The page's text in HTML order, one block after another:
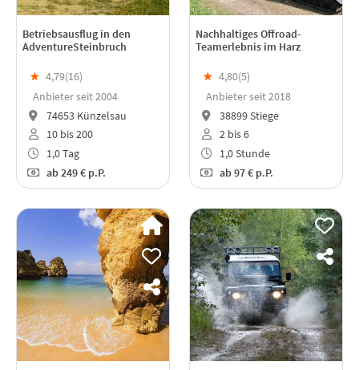
Betriebsausflug in den
AdventureSteinbruch
★ 4,79(16)
Anbieter seit 2004
74653 Künzelsau
10 bis 200
1,0 Tag
ab249 € p.P.
Nachhaltiges Offroad-
Teamerlebnis im Harz
★ 4,80(5)
Anbieter seit 2018
38899 Stiege
2 bis 6
1,0 Stunde
ab97 € p.P.